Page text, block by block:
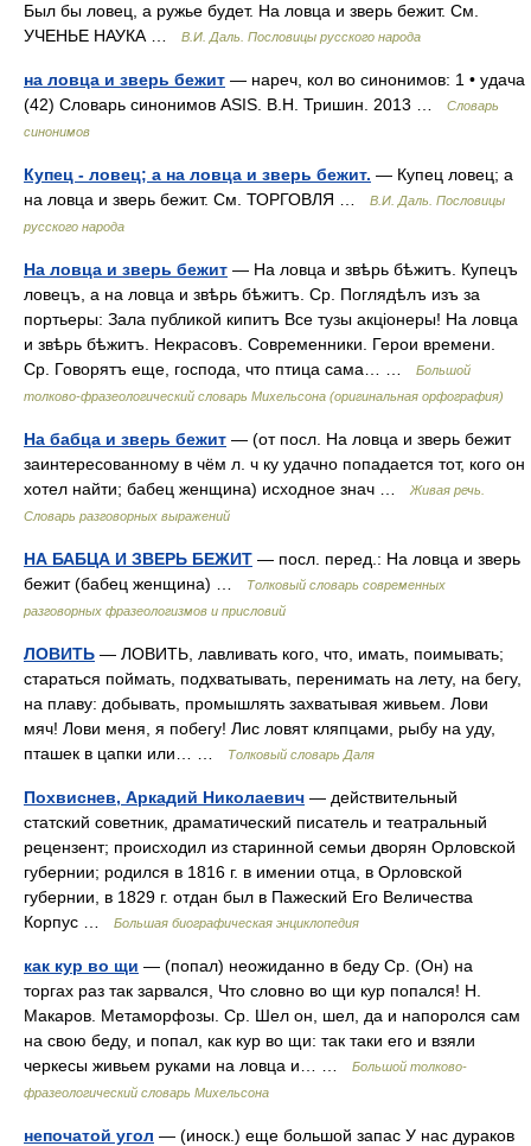
Был бы ловец, а ружье будет. На ловца и зверь бежит. См.
УЧЕНЬЕ НАУКА …
В.И. Даль. Пословицы русского народа
на ловца и зверь бежит — нареч, кол во синонимов: 1 • удача
(42) Словарь синонимов ASIS. В.Н. Тришин. 2013 …
Словарь
синонимов
Купец - ловец; а на ловца и зверь бежит. — Купец ловец; а
на ловца и зверь бежит. См. ТОРГОВЛЯ …
В.И. Даль. Пословицы
русского народа
На ловца и зверь бежит — На ловца и звѣрь бѣжитъ. Купецъ
ловецъ, а на ловца и звѣрь бѣжитъ. Ср. Поглядѣлъ изъ за
портьеры: Зала публикой кипитъ Все тузы акціонеры! На ловца
и звѣрь бѣжитъ. Некрасовъ. Современники. Герои времени.
Ср. Говорятъ еще, господа, что птица сама… …
Большой
толково-фразеологический словарь Михельсона (оригинальная орфография)
На бабца и зверь бежит — (от посл. На ловца и зверь бежит
заинтересованному в чём л. ч ку удачно попадается тот, кого он
хотел найти; бабец женщина) исходное знач …
Живая речь.
Словарь разговорных выражений
НА БАБЦА И ЗВЕРЬ БЕЖИТ — посл. перед.: На ловца и зверь
бежит (бабец женщина) …
Толковый словарь современных
разговорных фразеологизмов и присловий
ЛОВИТЬ — ЛОВИТЬ, лавливать кого, что, имать, поимывать;
стараться поймать, подхватывать, перенимать на лету, на бегу,
на плаву: добывать, промышлять захватывая живьем. Лови
мяч! Лови меня, я побегу! Лис ловят кляпцами, рыбу на уду,
пташек в цапки или… …
Толковый словарь Даля
Похвиснев, Аркадий Николаевич — действительный
статский советник, драматический писатель и театральный
рецензент; происходил из старинной семьи дворян Орловской
губернии; родился в 1816 г. в имении отца, в Орловской
губернии, в 1829 г. отдан был в Пажеский Его Величества
Корпус …
Большая биографическая энциклопедия
как кур во щи — (попал) неожиданно в беду Ср. (Он) на
торгах раз так зарвался, Что словно во щи кур попался! Н.
Макаров. Метаморфозы. Ср. Шел он, шел, да и напоролся сам
на свою беду, и попал, как кур во щи: так таки его и взяли
черкесы живьем руками на ловца и… …
Большой толково-
фразеологический словарь Михельсона
непочатой угол — (иноск.) еще большой запас У нас дураков